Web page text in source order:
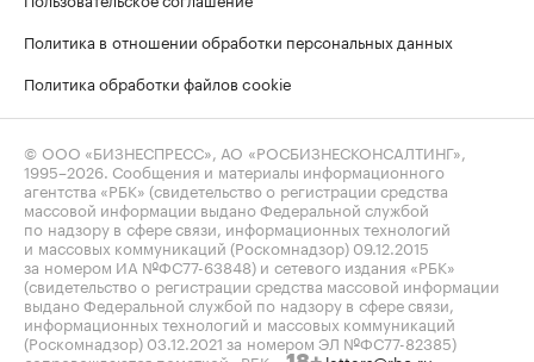
Политика в отношении обработки персональных данных
Политика обработки файлов cookie
© ООО «БИЗНЕСПРЕСС», АО «РОСБИЗНЕСКОНСАЛТИНГ»,
1995–2026 . Сообщения и материалы информационного
агентства «РБК» (свидетельство о регистрации средства
массовой информации выдано Федеральной службой
по надзору в сфере связи, информационных технологий
и массовых коммуникаций (Роскомнадзор) 09.12.2015
за номером ИА №ФС77-63848) и сетевого издания «РБК»
(свидетельство о регистрации средства массовой информации
выдано Федеральной службой по надзору в сфере связи,
информационных технологий и массовых коммуникаций
(Роскомнадзор) 03.12.2021 за номером ЭЛ №ФС77-82385)